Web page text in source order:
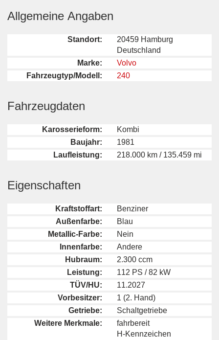
Allgemeine Angaben
Standort:
20459 Hamburg
Deutschland
Marke:
Volvo
Fahrzeugtyp/Modell:
240
Fahrzeugdaten
Karosserieform:
Kombi
Baujahr:
1981
Laufleistung:
218.000 km / 135.459 mi
Eigenschaften
Kraftstoffart:
Benziner
Außenfarbe:
Blau
Metallic-Farbe:
Nein
Innenfarbe:
Andere
Hubraum:
2.300 ccm
Leistung:
112 PS / 82 kW
TÜV/HU:
11.2027
Vorbesitzer:
1 (2. Hand)
Getriebe:
Schaltgetriebe
Weitere Merkmale:
fahrbereit
H-Kennzeichen